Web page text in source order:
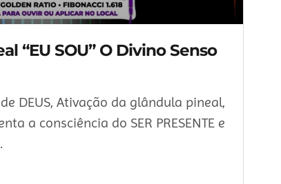
“EU SOU” O Divino Senso
DEUS, Ativação da glândula pineal,
a consciência do SER PRESENTE e